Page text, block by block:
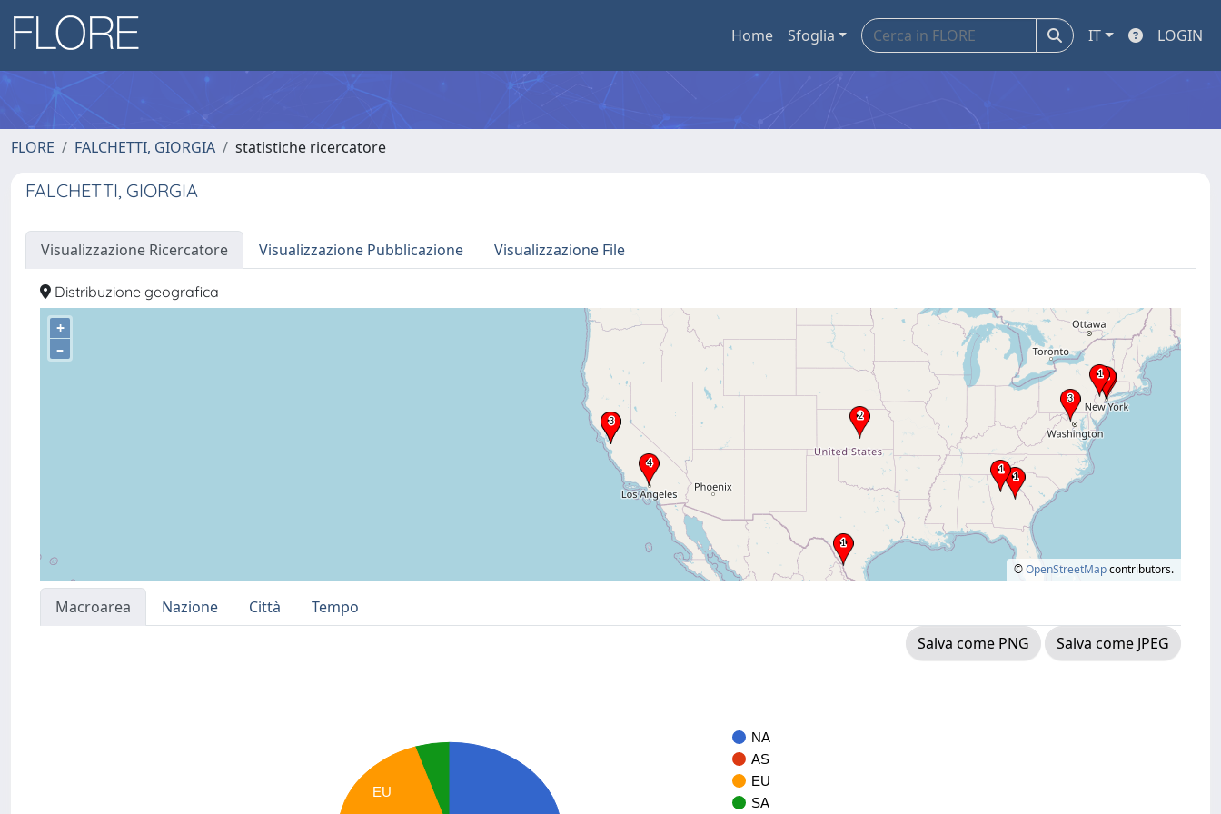
Home Sfoglia IT LOGIN
FLORE FALCHETTI, GIORGIA statistiche ricercatore
FALCHETTI, GIORGIA
Visualizzazione Ricercatore Visualizzazione Pubblicazione Visualizzazione File
Distribuzione geografica
+
–
©OpenStreetMapcontributors.
Macroarea Nazione Città
Tempo
Salva come PNG
Salva come JPEG
NA
AS
EU
SA
EU